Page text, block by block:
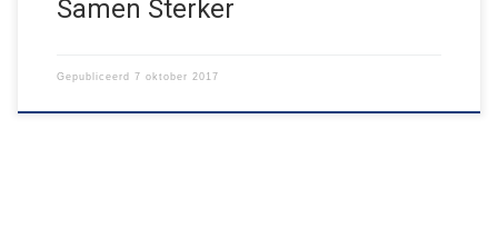
Samen Sterker
Gepubliceerd 7 oktober 2017